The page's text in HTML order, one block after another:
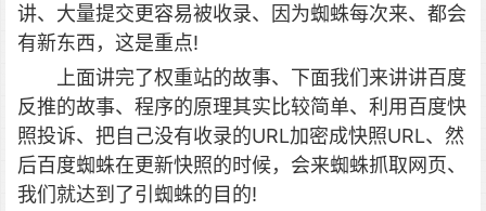
讲、大量提交更容易被收录、因为蜘蛛每次来、都会
有新东西，这是重点!
上面讲完了权重站的故事、下面我们来讲讲百度
反推的故事、程序的原理其实比较简单、利用百度快
照投诉、把自己没有收录的URL加密成快照URL、然
后百度蜘蛛在更新快照的时候，会来蜘蛛抓取网页、
我们就达到了引蜘蛛的目的!